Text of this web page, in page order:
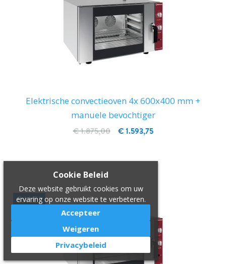
Elektrische convectieoven 4x 600x400 mm +
manuele bevochtiger
€ 1.593,75
€ 1.875,00
SALE!
Cookie Beleid
Deze website gebruikt cookies om uw
ervaring op onze website te verbeteren.
Accepteer
Weigeren
Privacybeleid